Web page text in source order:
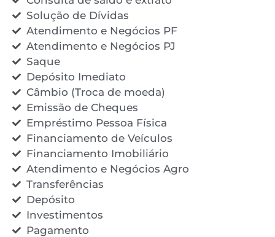
Solução de Dívidas
Atendimento e Negócios PF
Atendimento e Negócios PJ
Saque
Depósito Imediato
Câmbio (Troca de moeda)
Emissão de Cheques
Empréstimo Pessoa Física
Financiamento de Veículos
Financiamento Imobiliário
Atendimento e Negócios Agro
Transferências
Depósito
Investimentos
Pagamento